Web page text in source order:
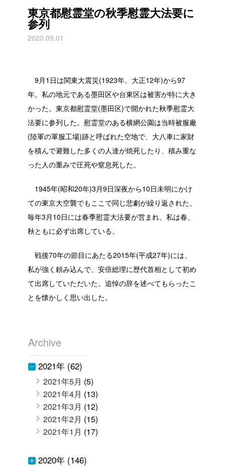
東京都慰霊堂の秋季慰霊大法要に
参列
2020.09.01
9月1日は関東大震災(1923年、大正12年)から97
年。私の地元である墨田区や台東区は被害が特に大き
かった。東京都慰霊堂(墨田区)で開かれた秋季慰霊大
法要に参列した。慰霊堂のある横網公園は当時被服廠
(陸軍の軍服工場)跡と呼ばれた空地で、大八車に家財
を積んで避難した多くの人達が焼死したり、積み重な
った人の重みで圧死や窒息死した。
1945年(昭和20年)3月9日深夜から10日未明にかけ
ての東京大空襲でもここで同じ悲劇が繰り返された。
毎年3月10日には春季慰霊大法要が営まれ、私は春、
秋ともに必ず出席している。
戦後70年の節目にあたる2015年(平成27年)には、
私が強く頼み込んで、安倍総理に歴代首相として初め
て出席していただいた。追悼の辞を述べてもらったこ
とを懐かしく思い出した。
Archive
2021年 (62)
2021年5月 (5)
2021年4月 (13)
2021年3月 (12)
2021年2月 (15)
2021年1月 (17)
2020年 (146)